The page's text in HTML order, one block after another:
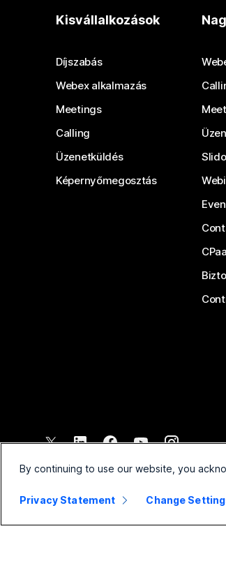
Kisvállalkozások
Díjszabás
Webex alkalmazás
Meetings
Calling
Üzenetküldés
Képernyőmegosztás
Slido
2026 Cisco és/vagy társvállalatai. Minden
By continuing to use our website, you
Privacy Statement Change